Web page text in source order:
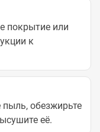
покрытие или
к
обезжирьте
её.